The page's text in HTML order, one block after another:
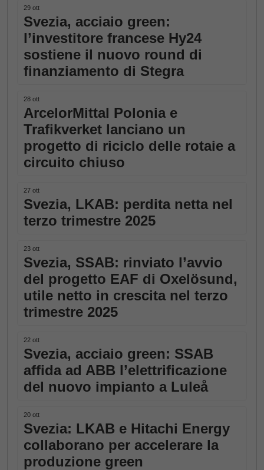
29 ott
Svezia, acciaio green:
l’investitore francese Hy24
sostiene il nuovo round di
finanziamento di Stegra
28 ott
ArcelorMittal Polonia e
Trafikverket lanciano un
progetto di riciclo delle rotaie a
circuito chiuso
27 ott
Svezia, LKAB: perdita netta nel
terzo trimestre 2025
23 ott
Svezia, SSAB: rinviato l’avvio
del progetto EAF di Oxelösund,
utile netto in crescita nel terzo
trimestre 2025
22 ott
Svezia, acciaio green: SSAB
affida ad ABB l’elettrificazione
del nuovo impianto a Luleå
20 ott
Svezia: LKAB e Hitachi Energy
collaborano per accelerare la
produzione green